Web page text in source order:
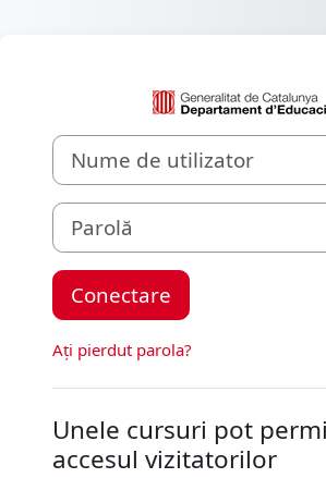
Nume de utilizator
Parolă
Conectare
Ați pierdut parola?
Unele cursuri pot
accesul vizitatorilor